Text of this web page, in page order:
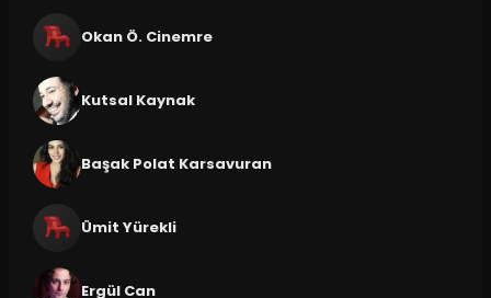
Okan Ö. Cinemre
Kutsal Kaynak
Başak Polat Karsavuran
Ümit Yürekli
Ergül Can